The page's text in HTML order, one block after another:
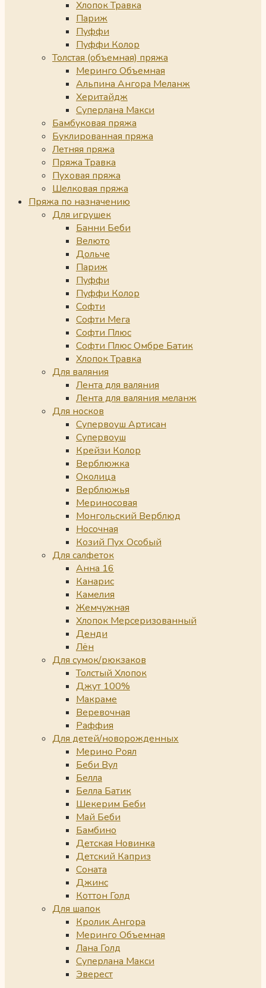
Хлопок Травка
Париж
Пуффи
Пуффи Колор
Толстая (объемная) пряжа
Меринго Объемная
Альпина Ангора Меланж
Херитайдж
Суперлана Макси
Бамбуковая пряжа
Буклированная пряжа
Летняя пряжа
Пряжа Травка
Пуховая пряжа
Шелковая пряжа
Пряжа по назначению
Для игрушек
Банни Беби
Велюто
Дольче
Париж
Пуффи
Пуффи Колор
Софти
Софти Мега
Софти Плюс
Софти Плюс Омбре Батик
Хлопок Травка
Для валяния
Лента для валяния
Лента для валяния меланж
Для носков
Супервоуш Артисан
Супервоуш
Крейзи Колор
Верблюжка
Околица
Верблюжья
Мериносовая
Монгольский Верблюд
Носочная
Козий Пух Особый
Для салфеток
Анна 16
Канарис
Камелия
Жемчужная
Хлопок Мерсеризованный
Денди
Лён
Для сумок/рюкзаков
Толстый Хлопок
Джут 100%
Макраме
Веревочная
Раффия
Для детей/новорожденных
Мерино Роял
Беби Вул
Белла
Белла Батик
Шекерим Беби
Май Беби
Бамбино
Детская Новинка
Детский Каприз
Соната
Джинс
Коттон Голд
Для шапок
Кролик Ангора
Меринго Объемная
Лана Голд
Суперлана Макси
Эверест